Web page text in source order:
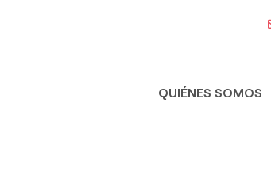
QUIÉNES SOMOS